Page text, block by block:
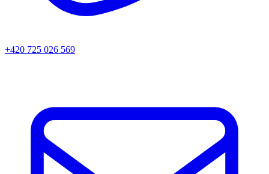
+420 725 026 569